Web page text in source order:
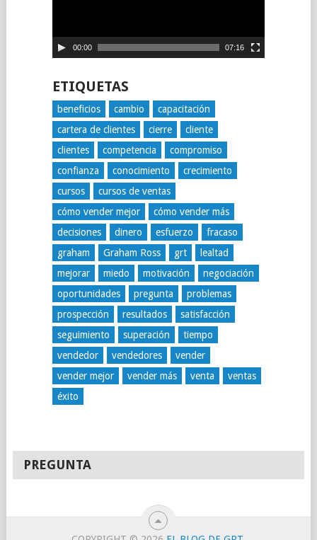
00:00 07:16
ETIQUETAS
beneficios cambio
capacitación
cartera de clientes
cierre
cliente
clientes
competencia
compromiso
confianza
conocimiento
crecimiento
cursos
cursos de ventas
cómo vender mejor
cómo vender más
decisiones
dinero esfuerzo
fracaso
graham
Graham Ross grt
lealtad
mejorar
miedo motivación
negociación
oportunidades
pregunta
problemas
prospección
resultados
satisfacción
seguimiento
superación
tiempo
vendedor
vendedores
vender
vender mejor
vender más venta
ventas
éxito
PREGUNTA